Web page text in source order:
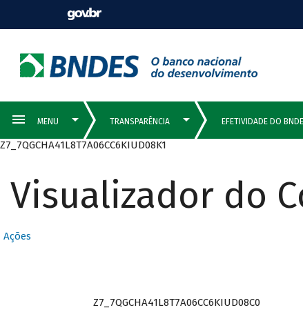
Z7_7QGCHA41L8T7A06CC6KIUD08K1
Visualizador do
Ações
Z7_7QGCHA41L8T7A06CC6KIUD08C0